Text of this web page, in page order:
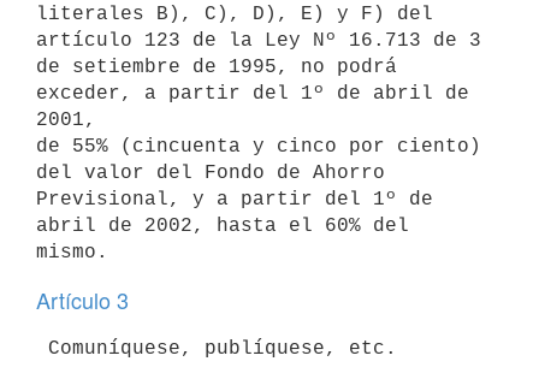
literales B), C), D), E) y F) del
artículo 123 de la Ley Nº 16.713 de 3
de setiembre de 1995, no podrá
exceder, a partir del 1º de abril de
2001,
de 55% (cincuenta y cinco por ciento)
del valor del Fondo de Ahorro
Previsional, y a partir del 1º de
abril de 2002, hasta el 60% del
Artículo 3